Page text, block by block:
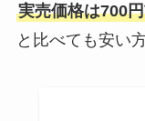
実売価格は700
と比べても安い